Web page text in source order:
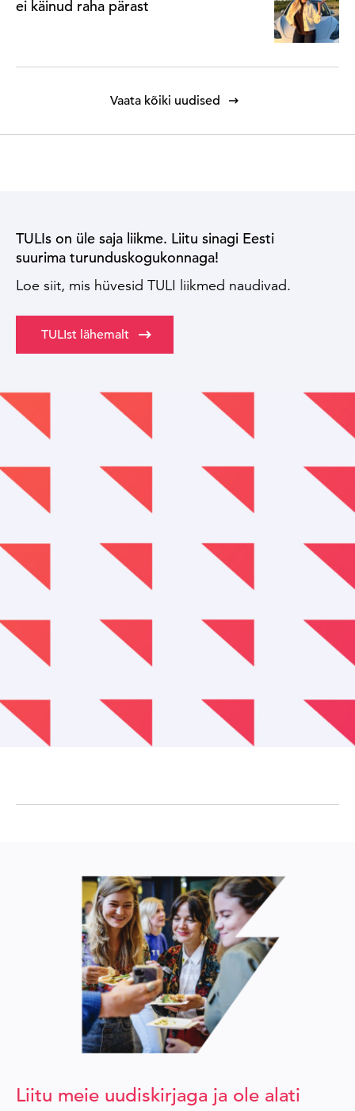
ei käinud raha pärast
Vaata kõiki uudised
TULIs on üle saja liikme. Liitu sinagi Eesti
suurima turunduskogukonnaga!
Loe siit, mis hüvesid TULI liikmed naudivad.
TULIst lähemalt
Liitu meie uudiskirjaga ja ole alati